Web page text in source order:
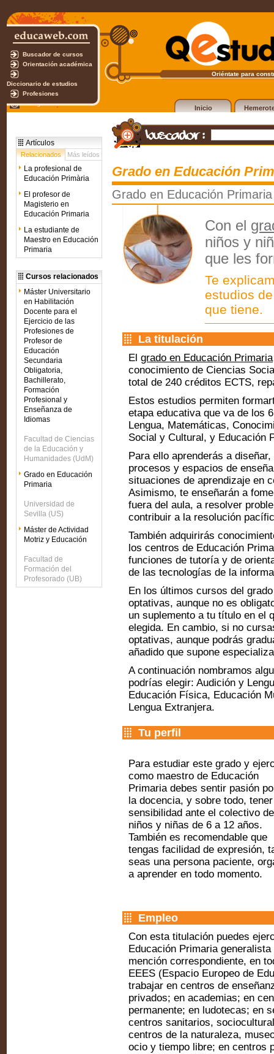
Buscador de cursos
Orientación académica
Diccionario de estudios
Profesiones
Test gratuito
Oriéntate para
Inicio
Artículos
Relacionados Más leídos
La profesional de
Educación Primària
El profesor de
Magisterio en
Educación Primaria
La estudiante de
Maestro en Educación
Primaria
Cursos relacionados
Máster Universitario
en Habilitación
Docente para el
Ejercicio de las
Profesiones de
Profesor de
Educación
Secundaria
Obligatoria,
Bachillerato,
Formación
Profesional y
Enseñanza de
Idiomas
Facultad de Ciencias
de la Educación y
Humanidades (UdM)
Grado en Educación
Primaria
Universidad de
Sevilla (US)
Máster de Actividad
Motriz y Educación
Facultad de
Formación del
Profesorado (UB)
Grado en Educación
Grado en Educación Primaria
Con el
niños y
que les
Te
estudios
que tiene.
La titulación
El grado en Educación Primaria
conocimiento de Ciencias
total de 240 créditos ECTS,
Estos estudios permiten
etapa educativa que va de los
Lengua, Matemáticas,
Social y Cultural, y Educación
Para ello aprenderás a
procesos y espacios de
situaciones de aprendizaje en
Asimismo, te enseñarán a
fuera del aula, a resolver
contribuir a la resolución
También adquirirás
los centros de Educación
funciones de tutoría y de
de las tecnologías de la
En los últimos cursos del
optativas, aunque no es
un suplemento a tu título en el
elegida. En cambio, si no
optativas, aunque podrás
añadido que supone
A continuación nombramos
podrías elegir: Audición y
Educación Física, Educación
Lengua Extranjera.
Tu perfil
Para estudiar este grado y
como maestro de Educación
Primaria debes sentir pasión
la docencia, y sobre todo, tener
sensibilidad ante el colectivo de
niños y niñas de 6 a 12 años.
También es recomendable que
tengas facilidad de expresión,
seas una persona paciente,
a aprender en todo momento.
Empleo
Con esta titulación puedes
Educación Primaria
mención correspondiente, en
EEES (Espacio Europeo de
trabajar en centros de
privados; en academias; en
permanente; en ludotecas; en
centros sanitarios,
centros de la naturaleza,
ocio y tiempo libre; en centros